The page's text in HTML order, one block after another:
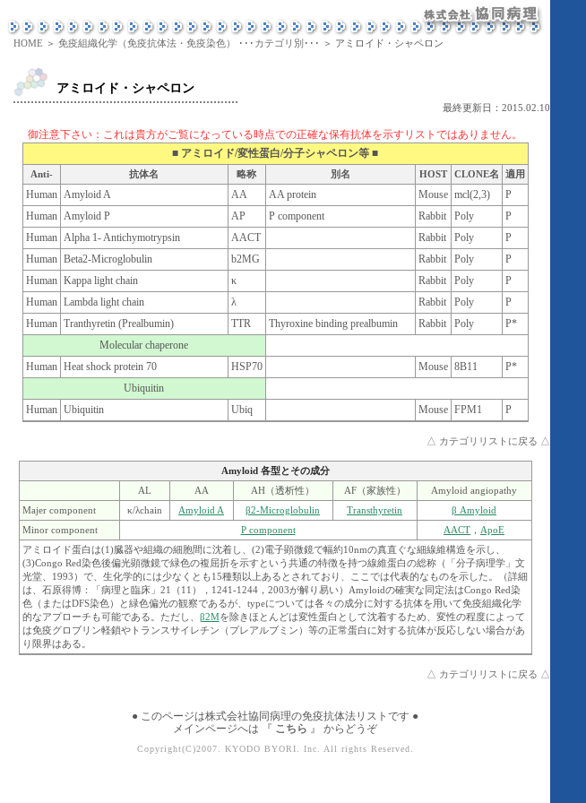
HOME ＞ 免疫組織化学（免疫抗体法・免疫染色） ･･･カテゴリ別･･･ ＞ アミロイド・シャペロン
アミロイド・シャペロン
最終更新日：2015.02.10
御注意下さい：これは貴方がご覧になっている時点での正確な保有抗体を示すリストではありません。
■ アミロイド/変性蛋白/分子シャペロン等 ■
Anti- 抗体名 略称 別名 HOST CLONE名 適用
Human Amyloid A AA AA protein Mouse mcl(2,3)
P
Human Amyloid P AP P component Rabbit Poly
P
Human Alpha 1- Antichymotrypsin AACT Rabbit Poly
P
Human Beta2-Microglobulin b2MG Rabbit Poly
P
Human Kappa light chain κ Rabbit Poly
P
Human Lambda light chain λ Rabbit Poly
P
Human Tranthyretin (Prealbumin) TTR Thyroxine binding prealbumin Rabbit Poly
P*
Molecular chaperone
Human Heat shock protein 70 HSP70 Mouse 8B11
P*
Ubiquitin
Human Ubiquitin Ubiq Mouse FPM1 P
△ カテゴリリストに戻る △
Amyloid 各型とその成分
AL
AA AH（透析性） AF（家族性）
Amyloid angiopathy
Majer component
κ/λchain Amyloid A β2-Microglobulin Transthyretin
β Amyloid
Minor component
P component AACT ， ApoE
アミロイド蛋白は(1)臓器や組織の細胞間に沈着し、(2)電子顕微鏡で幅約10nmの真直ぐな細線維構造を示し、
(3)Congo Red染色後偏光顕微鏡で緑色の複屈折を示すという共通の特徴を持つ線維蛋白の総称（「分子病理学」文
光堂、1993）で、生化学的には少なくとも15種類以上あるとされており、ここでは代表的なものを示した。（詳細
は、石原得博：「病理と臨床」21（11），1241-1244，2003が解り易い）Amyloidの確実な同定法はCongo Red染
色（またはDFS染色）と緑色偏光の観察であるが、typeについては各々の成分に対する抗体を用いて免疫組織化学
的なアプローチも可能である。ただし、 β2Mを除きほとんどは変性蛋白として沈着するため、変性の程度によって
は免疫グロブリン軽鎖やトランスサイレチン（プレアルブミン）等の正常蛋白に対する抗体が反応しない場合があ
り限界はある。
△ カテゴリリストに戻る △
● このページは株式会社協同病理の免疫抗体法リストです ●
メインページへは 『 こちら 』 からどうぞ
Copyright(C)2007. KYODO BYORI. Inc. All rights Reserved.